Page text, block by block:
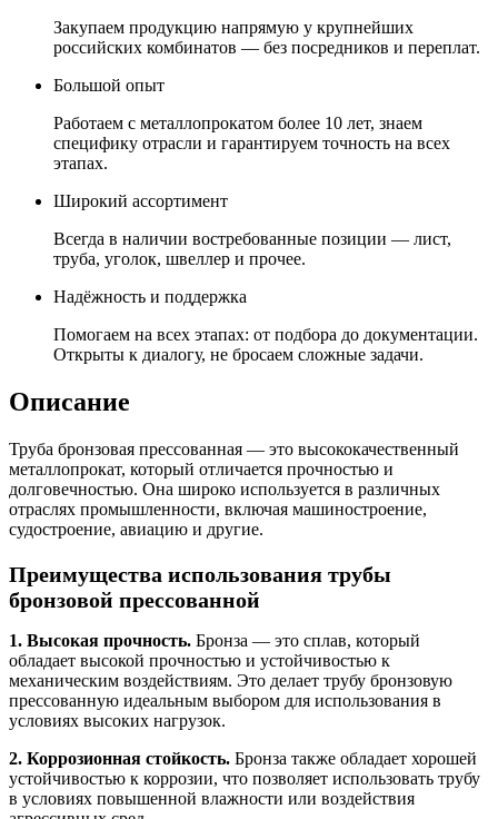
Закупаем продукцию напрямую у крупнейших
российских комбинатов — без посредников и переплат.
Большой опыт
Работаем с металлопрокатом более 10 лет, знаем
специфику отрасли и гарантируем точность на всех
этапах.
Широкий ассортимент
Всегда в наличии востребованные позиции — лист,
труба, уголок, швеллер и прочее.
Надёжность и поддержка
Помогаем на всех этапах: от подбора до документации.
Открыты к диалогу, не бросаем сложные задачи.
Описание
Труба бронзовая прессованная — это высококачественный
металлопрокат, который отличается прочностью и
долговечностью. Она широко используется в различных
отраслях промышленности, включая машиностроение,
судостроение, авиацию и другие.
Преимущества использования трубы
бронзовой прессованной
1. Высокая прочность. Бронза — это сплав, который
обладает высокой прочностью и устойчивостью к
механическим воздействиям. Это делает трубу бронзовую
прессованную идеальным выбором для использования в
условиях высоких нагрузок.
2. Коррозионная стойкость. Бронза также обладает хорошей
устойчивостью к коррозии, что позволяет использовать трубу
в условиях повышенной влажности или воздействия